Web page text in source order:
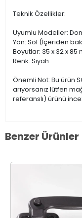
Teknik Özellikler:
Uyumlu Modeller:
Yön: Sol (İçeriden
Boyutlar: 35 x 32 x 85
Renk: Siyah
Önemli Not: Bu ürün
arıyorsanız lütfen
referanslı) ürünü
Benzer Ürünler